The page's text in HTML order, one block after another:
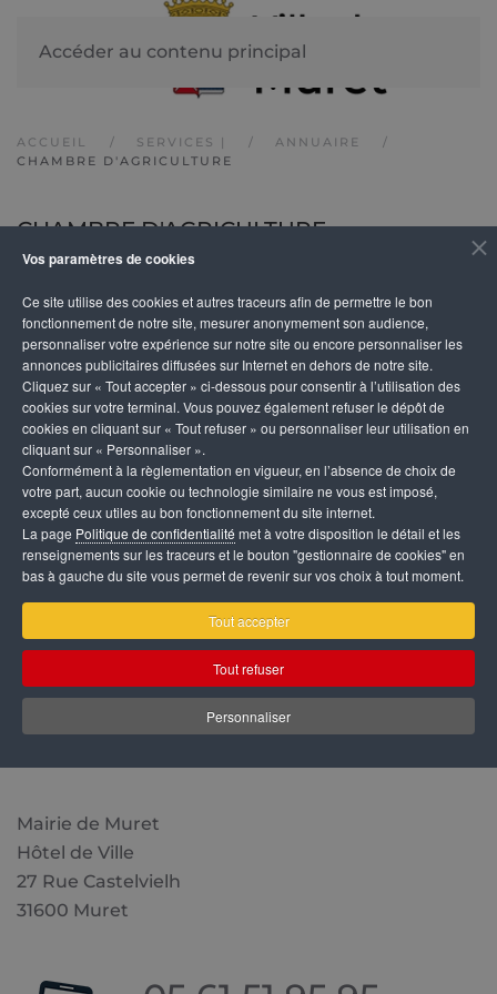
Vos paramètres de cookies
Ce site utilise des cookies et autres traceurs afin de permettre le bon
fonctionnement de notre site, mesurer anonymement son audience,
personnaliser votre expérience sur notre site ou encore personnaliser les
annonces publicitaires diffusées sur Internet en dehors de notre site.
Cliquez sur « Tout accepter » ci-dessous pour consentir à l’utilisation des
cookies sur votre terminal. Vous pouvez également refuser le dépôt de
cookies en cliquant sur « Tout refuser » ou personnaliser leur utilisation en
cliquant sur « Personnaliser ».
Conformément à la règlementation en vigueur, en l’absence de choix de
votre part, aucun cookie ou technologie similaire ne vous est imposé,
excepté ceux utiles au bon fonctionnement du site internet.
La page Politique de confidentialité met à votre disposition le détail et les
renseignements sur les traceurs et le bouton "gestionnaire de cookies" en
bas à gauche du site vous permet de revenir sur vos choix à tout moment.
Tout accepter
Tout refuser
Personnaliser
Accéder au contenu principal
ACCUEIL SERVICES |
ANNUAIRE
CHAMBRE D'AGRICULTURE
CHAMBRE D'AGRICULTURE
DÉTAILS
Adresse
28, route d’Eaunes
31600 Muret
Téléphone
05 34 46 08 50
Mairie de Muret
Hôtel de Ville
27 Rue Castelvielh
31600 Muret